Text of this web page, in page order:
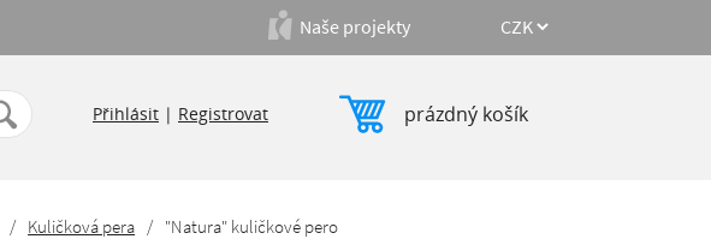
prázdný košík
Přihlásit | Registrovat
Naše projekty
/ Kuličková pera / "Natura" kuličkové pero